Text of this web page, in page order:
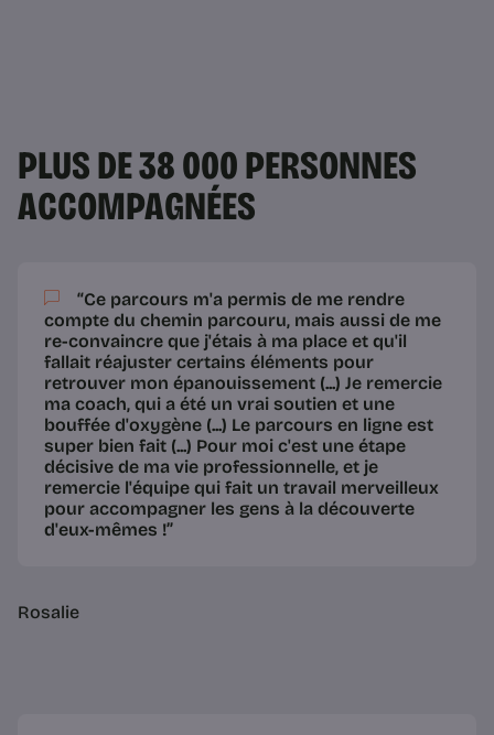
PLUS DE 38 000 PERSONNES
ACCOMPAGNÉES
“Ce parcours m'a permis de me rendre
compte du chemin parcouru, mais aussi de me
re-convaincre que j'étais à ma place et qu'il
fallait réajuster certains éléments pour
retrouver mon épanouissement (...) Je remercie
ma coach, qui a été un vrai soutien et une
bouffée d'oxygène (...) Le parcours en ligne est
super bien fait (...) Pour moi c'est une étape
décisive de ma vie professionnelle, et je
remercie l'équipe qui fait un travail merveilleux
pour accompagner les gens à la découverte
d'eux-mêmes !”
Rosalie